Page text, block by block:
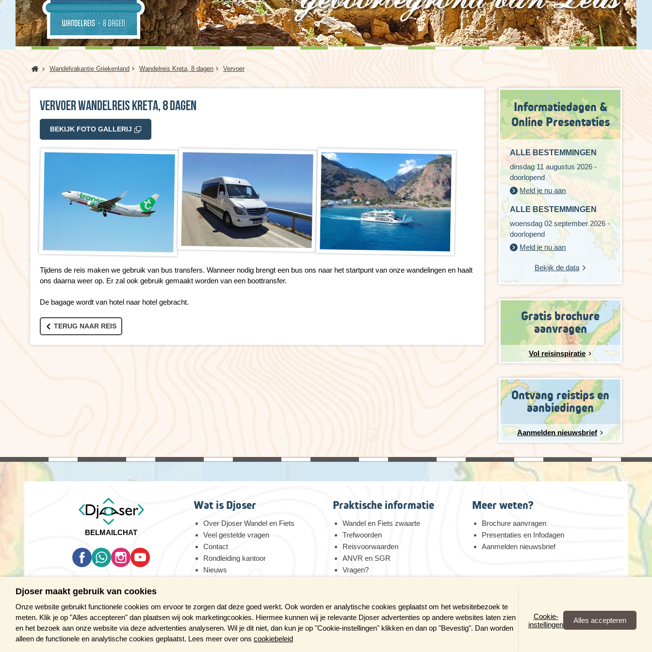
Kreta (Griekenland), 8 dagen
Kroatië, 8 dagen
Wales, 8 dagen
Home Wandelvakantie Griekenland Wandelreis Kreta, 8 dagen Vervoer
Vervoer Wandelreis Kreta, 8 dagen
BEKIJK FOTO GALLERIJ
Tijdens de reis maken we gebruik van bus transfers. Wanneer nodig brengt een bus ons naar het startpunt van onze wandelingen en haalt
ons daarna weer op. Er zal ook gebruik gemaakt worden van een boottransfer.
De bagage wordt van hotel naar hotel gebracht.
TERUG NAAR REIS
Informatiedagen &
Online Presentaties
ALLE BESTEMMINGEN
dinsdag 11 augustus 2026 -
doorlopend
Meld je nu aan
ALLE BESTEMMINGEN
woensdag 02 september 2026 -
doorlopend
Meld je nu aan
Bekijk de data
Gratis brochure
aanvragen
Vol reisinspiratie
Ontvang reistips en
aanbiedingen
Aanmelden nieuwsbrief
BELMAILCHAT
Wat is Djoser
Over Djoser Wandel en Fiets
Veel gestelde vragen
Contact
Rondleiding kantoor
Nieuws
Praktische informatie
Wandel en Fiets zwaarte
Trefwoorden
Reisvoorwaarden
ANVR en SGR
Vragen?
Meer weten?
Brochure aanvragen
Presentaties en Infodagen
Aanmelden nieuwsbrief
Djoser maakt gebruik van cookies
Onze website gebruikt functionele cookies om ervoor te zorgen dat deze goed werkt. Ook worden er analytische cookies geplaatst om het websitebezoek te
meten. Klik je op "Alles accepteren" dan plaatsen wij ook marketingcookies. Hiermee kunnen wij je relevante Djoser advertenties op andere websites laten zien
en het bezoek aan onze website via deze advertenties analyseren. Wil je dit niet, dan kun je op "Cookie-instellingen" klikken en dan op "Bevestig". Dan worden
alleen de functionele en analytische cookies geplaatst. Lees meer over ons cookiebeleid
Cookie-
instellingen
DE DJOSER BROCHURE AL IN HUIS?